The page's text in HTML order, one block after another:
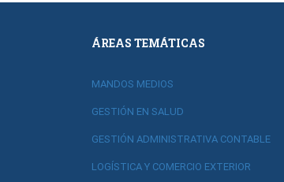
ÁREAS TEMÁTICAS
MANDOS MEDIOS
GESTIÓN EN SALUD
GESTIÓN ADMINISTRATIVA CONTABLE
LOGÍSTICA Y COMERCIO EXTERIOR